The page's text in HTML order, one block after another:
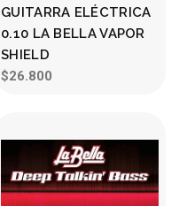
GUITARRA ELÉCTRICA
0.10 LA BELLA VAPOR
SHIELD
$26.800